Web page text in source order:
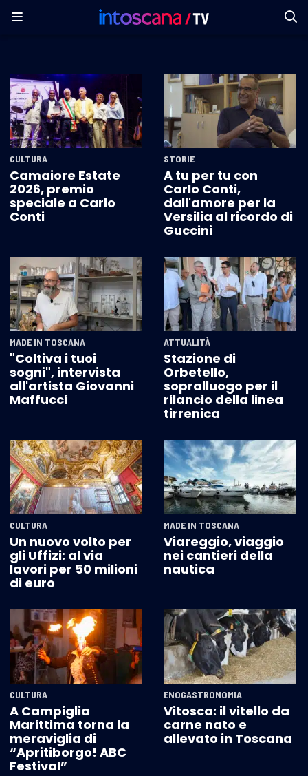
CULTURA
Camaiore Estate
2026, premio
speciale a Carlo
Conti
STORIE
A tu per tu con
Carlo Conti,
dall'amore per la
Versilia al ricordo di
Guccini
MADE IN TOSCANA
"Coltiva i tuoi
sogni", intervista
all'artista Giovanni
Maffucci
ATTUALITÀ
Stazione di
Orbetello,
sopralluogo per il
rilancio della linea
tirrenica
CULTURA
Un nuovo volto per
gli Uffizi: al via
lavori per 50 milioni
di euro
MADE IN TOSCANA
Viareggio, viaggio
nei cantieri della
nautica
CULTURA
A Campiglia
Marittima torna la
meraviglia di
“Apritiborgo! ABC
Festival”
ENOGASTRONOMIA
Vitosca: il vitello da
carne nato e
allevato in Toscana